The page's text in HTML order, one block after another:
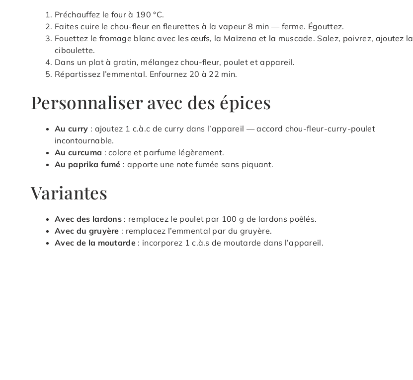
Préchauffez le four à 190 °C.
Faites cuire le chou-fleur en fleurettes à la vapeur 8 min — ferme. Égouttez.
Fouettez le fromage blanc avec les œufs, la Maïzena et la muscade. Salez, poivrez, ajoutez la
ciboulette.
Dans un plat à gratin, mélangez chou-fleur, poulet et appareil.
Répartissez l’emmental. Enfournez 20 à 22 min.
Personnaliser avec des épices
Au curry : ajoutez 1 c.à.c de curry dans l’appareil — accord chou-fleur-curry-poulet
incontournable.
Au curcuma : colore et parfume légèrement.
Au paprika fumé : apporte une note fumée sans piquant.
Variantes
Avec des lardons : remplacez le poulet par 100 g de lardons poêlés.
Avec du gruyère : remplacez l’emmental par du gruyère.
Avec de la moutarde : incorporez 1 c.à.s de moutarde dans l’appareil.